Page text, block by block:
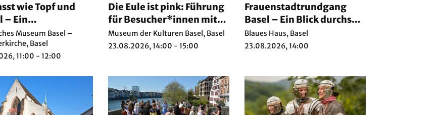
wie Topf und
– Ein
für den
Ratstisch
Museum Basel –
Basel
11:00 - 12:00
Die Eule ist pink: Führung
für Besucher*innen mit
und ohne
Sehbehinderung/Blindhe
Museum der Kulturen Basel, Basel
23.08.2026, 14:00 - 15:00
Frauenstadtrundgang
Basel – Ein Blick durchs
Schlüsselloch
Blaues Haus, Basel
23.08.2026, 14:00